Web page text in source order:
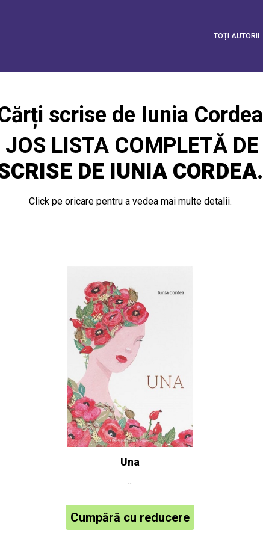
TOȚI AUTORII
scrise de Iunia Cordea
LISTA COMPLETĂ DE
DE IUNIA CORDEA.
Click pe oricare pentru a vedea mai multe detalii.
Una
...
Cumpără cu reducere